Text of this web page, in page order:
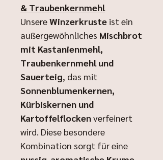
& Traubenkernmehl
UnsereWinzerkruste ist ein
außergewöhnliches Mischbrot
mit Kastanienmehl,
Traubenkernmehl und
Sauerteig , das mit
Sonnenblumenkernen,
Kürbiskernen und
Kartoffelflockenverfeinert
wird. Diese besondere
Kombination sorgt für eine